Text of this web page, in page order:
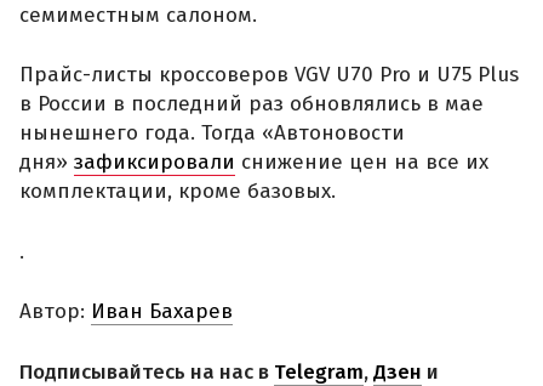
семиместным салоном.
Прайс-листы кроссоверов VGV U70 Pro и U75 Plus
в России в последний раз обновлялись в мае
нынешнего года. Тогда «Автоновости
дня» зафиксировали снижение цен на все их
комплектации, кроме базовых.
.
Автор: Иван Бахарев
Подписывайтесь на нас в Telegram,Дзен и